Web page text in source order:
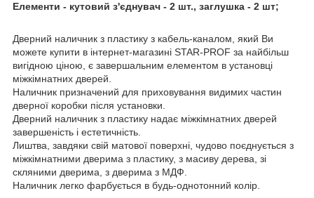
Елементи - кутовий з'єднувач - 2 шт., заглушка - 2 шт;
Дверний наличник з пластику з кабель-каналом, який Ви
можете купити в інтернет-магазині STAR-PROF за найбільш
вигідною ціною, є завершальним елементом в установці
міжкімнатних дверей.
Наличник призначений для приховування видимих частин
дверної коробки після установки.
Дверний наличник з пластику надає міжкімнатних дверей
завершеність і естетичність.
Лиштва, завдяки свій матової поверхні, чудово поєднується з
міжкімнатними дверима з пластику, з масиву дерева, зі
скляними дверима, з дверима з МДФ.
Наличник легко фарбується в будь-однотонний колір.